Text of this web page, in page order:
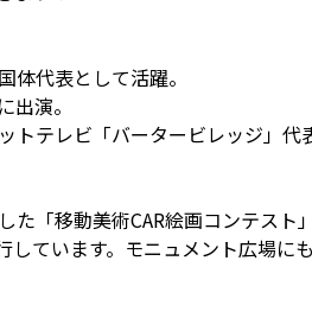
代表として活躍。
演。
テレビ「バータービレッジ」
「移動美術CAR絵画コンテス
ています。モニュメント広場に